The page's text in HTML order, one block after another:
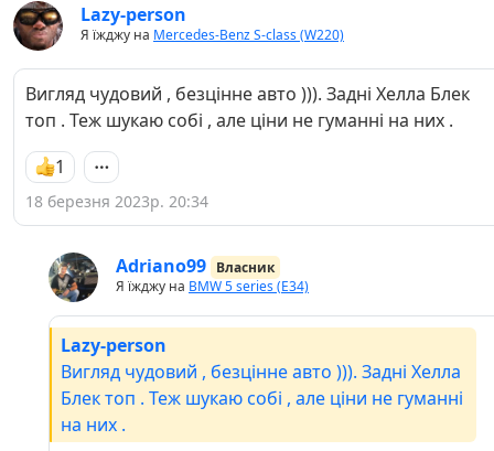
Lazy-person
Я їжджу на Mercedes-Benz S-class (W220)
Вигляд чудовий , безцінне авто ))). Задні Хелла Блек
топ . Теж шукаю собі , але ціни не гуманні на них .
1
18 березня 2023р. 20:34
Adriano99 Власник
Я їжджу на BMW 5 series (E34)
Lazy-person
Вигляд чудовий , безцінне авто ))). Задні Хелла
Блек топ . Теж шукаю собі , але ціни не гуманні
на них .